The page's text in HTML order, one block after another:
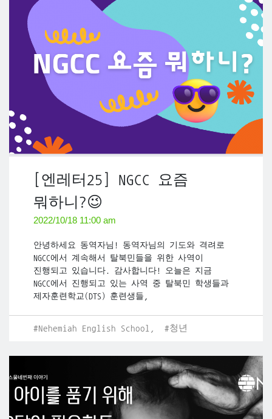
[엔레터25] NGCC 요즘
뭐하니?😉
2022/10/18 11:00 am
안녕하세요 동역자님! 동역자님의 기도와 격려로
NGCC에서 계속해서 탈북민들을 위한 사역이
진행되고 있습니다. 감사합니다! 오늘은 지금
NGCC에서 진행되고 있는 사역 중 탈북민 학생들과
제자훈련학교(DTS) 훈련생들,
#Nehemiah English School, #청년